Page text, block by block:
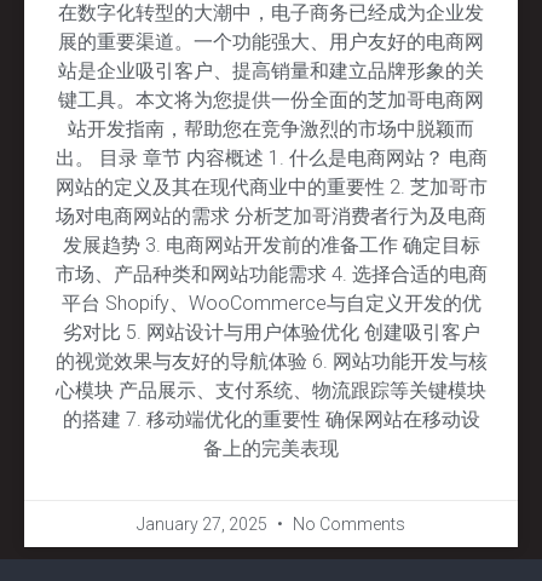
在数字化转型的大潮中，电子商务已经成为企业发
展的重要渠道。一个功能强大、用户友好的电商网
站是企业吸引客户、提高销量和建立品牌形象的关
键工具。本文将为您提供一份全面的芝加哥电商网
站开发指南，帮助您在竞争激烈的市场中脱颖而
出。 目录 章节 内容概述 1. 什么是电商网站？ 电商
网站的定义及其在现代商业中的重要性 2. 芝加哥市
场对电商网站的需求 分析芝加哥消费者行为及电商
发展趋势 3. 电商网站开发前的准备工作 确定目标
市场、产品种类和网站功能需求 4. 选择合适的电商
平台 Shopify、WooCommerce与自定义开发的优
劣对比 5. 网站设计与用户体验优化 创建吸引客户
的视觉效果与友好的导航体验 6. 网站功能开发与核
心模块 产品展示、支付系统、物流跟踪等关键模块
的搭建 7. 移动端优化的重要性 确保网站在移动设
备上的完美表现
January 27, 2025 No Comments